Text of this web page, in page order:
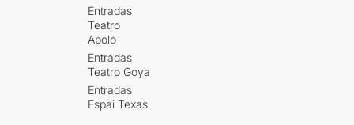
Entradas
Teatro
Apolo
Entradas
Teatro Goya
Entradas
Espai Texas